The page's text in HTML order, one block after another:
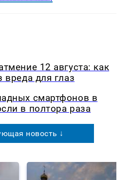
12 августа: как
вреда для глаз
смартфонов в
в полтора раза
новость ↓